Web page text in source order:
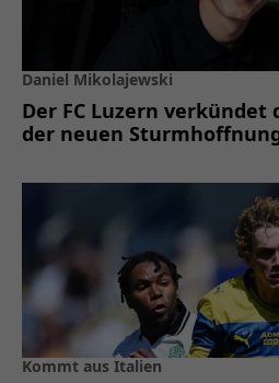
Daniel Mikolajewski
Der FC Luzern verkündet
der neuen
Kommt aus Italien